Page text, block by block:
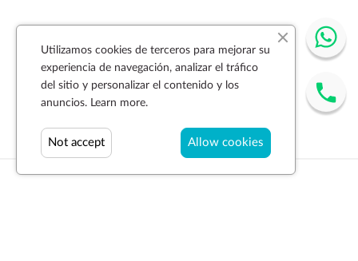
Utilizamos cookies de terceros para mejorar su
experiencia de navegación, analizar el tráfico
del sitio y personalizar el contenido y los
anuncios. Learn more.
Allow cookies
Not accept